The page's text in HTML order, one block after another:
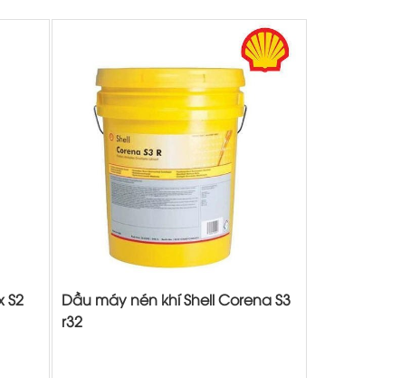
S2
Dầu máy nén khí Shell Corena S3
r32